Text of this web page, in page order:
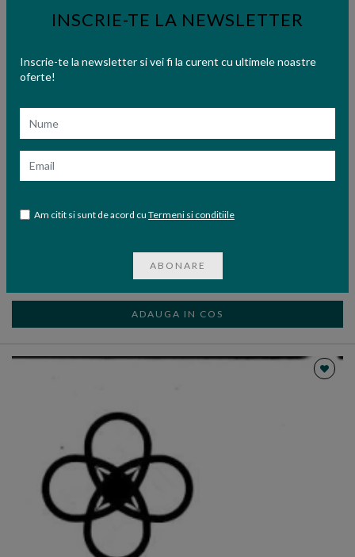
INSCRIE-TE LA NEWSLETTER
Inscrie-te la newsletter si vei fi la curent cu ultimele noastre
oferte!
Am citit si sunt de acord cu Termeni si conditiile
ABONARE
Carte de rugaciuni
ADAUGA IN COS